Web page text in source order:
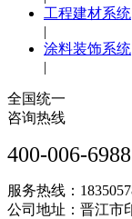
工程建材系统
|
涂料装饰系统
|
全国统一
咨询热线
400-006-6988
服务热线：
公司地址：晋江市